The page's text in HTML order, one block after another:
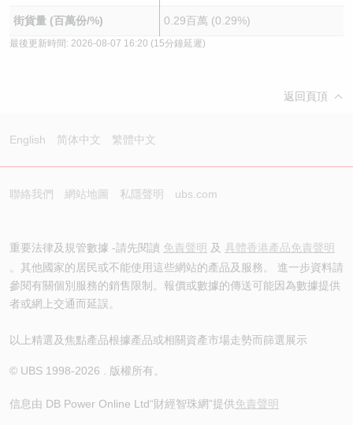
街貨量 (百萬份/%) 0.29百萬 (0.29%)
最後更新時間: 2026-08-07 16:20 (15分鐘延遲)
返回頁頂
English 简体中文 繁體中文
聯絡我們 網站地圖 私隱聲明 ubs.com
重要法律及規管數據 -請先閱讀 免責聲明 及 具體香港產品免責聲明
。其他國家的居民或不能使用這些網站的產品及服務。 進一步資料請
參閱有關個別服務的銷售限制。報價或數據的傳送可能因為數據提供
者或網上交通而延誤。
以上精選及焦點產品根據產品或相關資產市場走勢而篩選展示
© UBS 1998-2026 . 版權所有。
信息由 DB Power Online Ltd“財經智珠網”提供免責聲明